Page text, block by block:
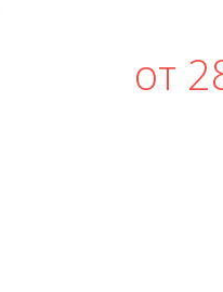
от